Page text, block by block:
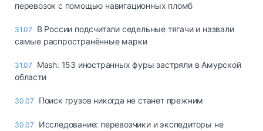
перевозок с помощью навигационных пломб
31.07
В России подсчитали седельные тягачи и назвали
самые распространённые марки
31.07
Mash: 153 иностранных фуры застряли в Амурской
области
30.07 Поиск грузов никогда не станет прежним
30.07
Исследование: перевозчики и экспедиторы не